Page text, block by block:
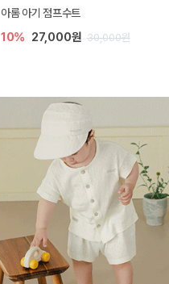
아롬 아기 점프수트
10% 27,000원 30,000원